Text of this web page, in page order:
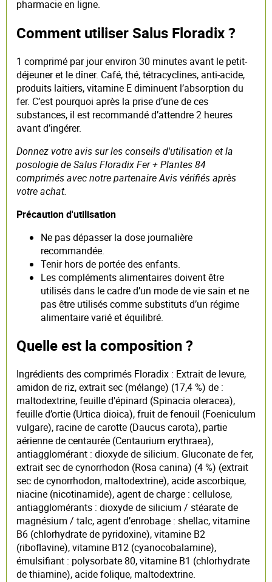
pharmacie en ligne.
Comment utiliser Salus Floradix ?
1 comprimé par jour environ 30 minutes avant le petit-
déjeuner et le dîner. Café, thé, tétracyclines, anti-acide,
produits laitiers, vitamine E diminuent l’absorption du
fer. C’est pourquoi après la prise d’une de ces
substances, il est recommandé d’attendre 2 heures
avant d’ingérer.
Donnez votre avis sur les conseils d'utilisation et la
posologie de Salus Floradix Fer + Plantes 84
comprimés avec notre partenaire Avis vérifiés après
votre achat.
Précaution d'utilisation
Ne pas dépasser la dose journalière
recommandée.
Tenir hors de portée des enfants.
Les compléments alimentaires doivent être
utilisés dans le cadre d’un mode de vie sain et ne
pas être utilisés comme substituts d’un régime
alimentaire varié et équilibré.
Quelle est la composition ?
Ingrédients des comprimés Floradix : Extrait de levure,
amidon de riz, extrait sec (mélange) (17,4 %) de :
maltodextrine, feuille d'épinard (Spinacia oleracea),
feuille d’ortie (Urtica dioica), fruit de fenouil (Foeniculum
vulgare), racine de carotte (Daucus carota), partie
aérienne de centaurée (Centaurium erythraea),
antiagglomérant : dioxyde de silicium. Gluconate de fer,
extrait sec de cynorrhodon (Rosa canina) (4 %) (extrait
sec de cynorrhodon, maltodextrine), acide ascorbique,
niacine (nicotinamide), agent de charge : cellulose,
antiagglomérants : dioxyde de silicium / stéarate de
magnésium / talc, agent d’enrobage : shellac, vitamine
B6 (chlorhydrate de pyridoxine), vitamine B2
(riboflavine), vitamine B12 (cyanocobalamine),
émulsifiant : polysorbate 80, vitamine B1 (chlorhydrate
de thiamine), acide folique, maltodextrine.